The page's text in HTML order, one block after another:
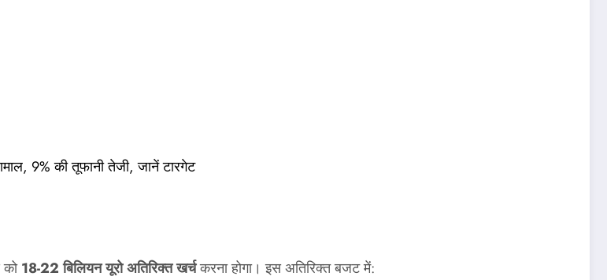
9% की तूफानी तेजी, जानें टारगेट
18-22 बिलियन यूरो अतिरिक्त खर्चकरना होगा। इस अतिरिक्त बजट में: